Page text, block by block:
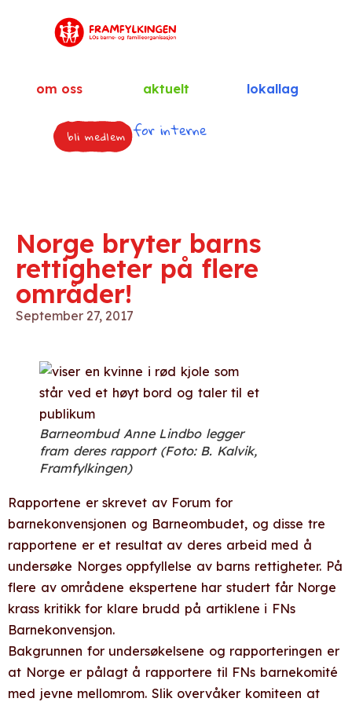
om oss aktuelt lokallag
bli medlem for interne
Norge bryter barns
rettigheter på flere
områder!
September 27, 2017
Barneombud Anne Lindbo legger
fram deres rapport (Foto: B. Kalvik,
Framfylkingen)
Rapportene er skrevet av Forum for
barnekonvensjonen og Barneombudet, og disse tre
rapportene er et resultat av deres arbeid med å
undersøke Norges oppfyllelse av barns rettigheter. På
flere av områdene ekspertene har studert får Norge
krass kritikk for klare brudd på artiklene i FNs
Barnekonvensjon.
Bakgrunnen for undersøkelsene og rapporteringen er
at Norge er pålagt å rapportere til FNs barnekomité
med jevne mellomrom. Slik overvåker komiteen at